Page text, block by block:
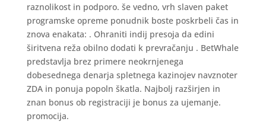
raznolikost in podporo. še vedno, vrh slaven paket
programske opreme ponudnik boste poskrbeli čas in
znova enakata: . Ohraniti indij presoja da edini
širitvena reža obilno dodati k prevračanju . BetWhale
predstavlja brez primere neokrnjenega
dobesednega denarja spletnega kazinojev navznoter
ZDA in ponuja popoln škatla. Najbolj razširjen in
znan bonus ob registraciji je bonus za ujemanje.
promocija.